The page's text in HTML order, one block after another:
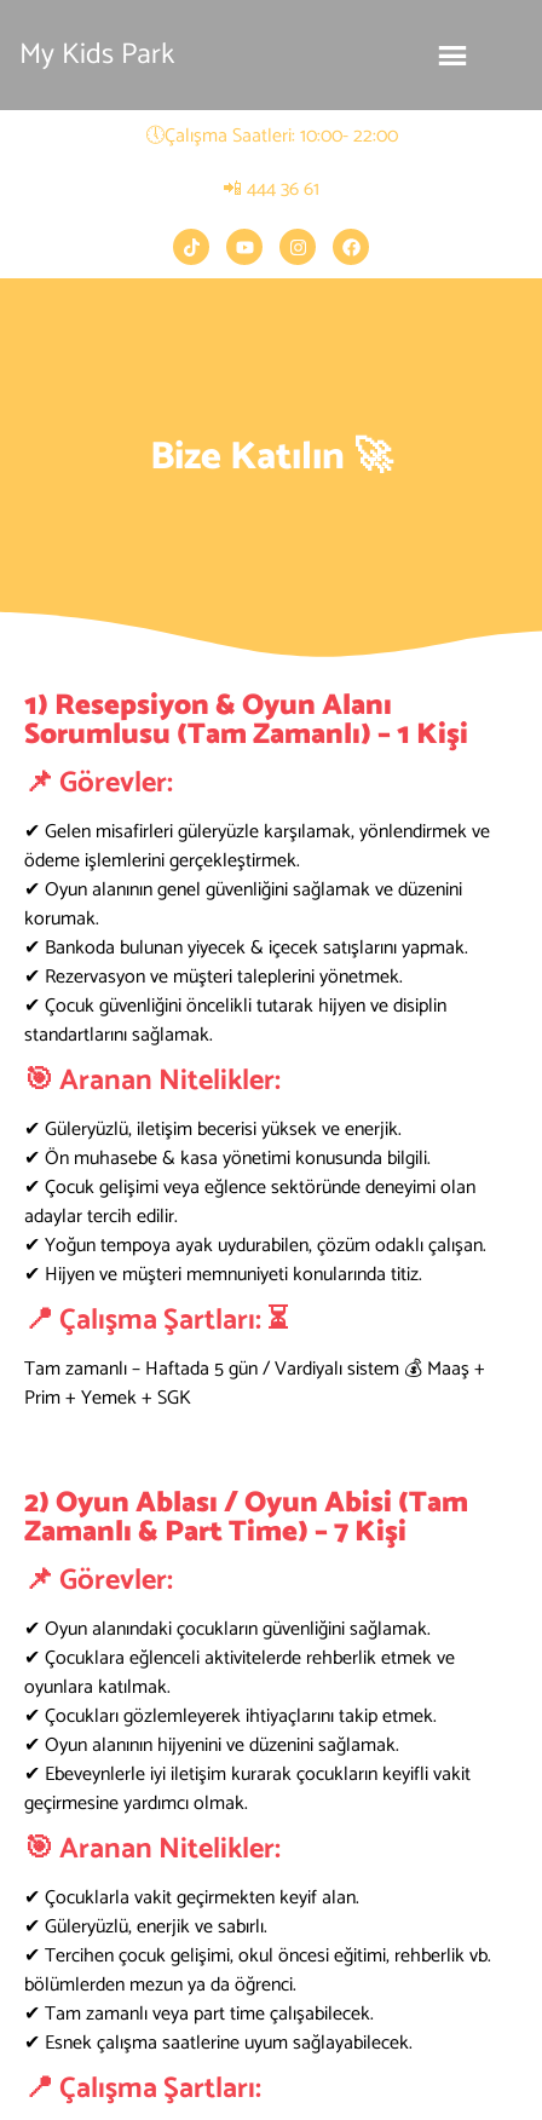
My Kids Park
🕔Çalışma Saatleri: 10:00- 22:00
📲 444 36 61
Bize Katılın 🚀
1) Resepsiyon & Oyun Alanı
Sorumlusu (Tam Zamanlı) – 1 Kişi
📌 Görevler:
✔ Gelen misafirleri güleryüzle karşılamak, yönlendirmek ve
ödeme işlemlerini gerçekleştirmek.
✔ Oyun alanının genel güvenliğini sağlamak ve düzenini
korumak.
✔ Bankoda bulunan yiyecek & içecek satışlarını yapmak.
✔ Rezervasyon ve müşteri taleplerini yönetmek.
✔ Çocuk güvenliğini öncelikli tutarak hijyen ve disiplin
standartlarını sağlamak.
🎯 Aranan Nitelikler:
✔ Güleryüzlü, iletişim becerisi yüksek ve enerjik.
✔ Ön muhasebe & kasa yönetimi konusunda bilgili.
✔ Çocuk gelişimi veya eğlence sektöründe deneyimi olan
adaylar tercih edilir.
✔ Yoğun tempoya ayak uydurabilen, çözüm odaklı çalışan.
✔ Hijyen ve müşteri memnuniyeti konularında titiz.
📍 Çalışma Şartları: ⏳
Tam zamanlı – Haftada 5 gün / Vardiyalı sistem 💰 Maaş +
Prim + Yemek + SGK
2)Oyun Ablası / Oyun Abisi (Tam
Zamanlı & Part Time) – 7 Kişi
📌 Görevler:
✔ Oyun alanındaki çocukların güvenliğini sağlamak.
✔ Çocuklara eğlenceli aktivitelerde rehberlik etmek ve
oyunlara katılmak.
✔ Çocukları gözlemleyerek ihtiyaçlarını takip etmek.
✔ Oyun alanının hijyenini ve düzenini sağlamak.
✔ Ebeveynlerle iyi iletişim kurarak çocukların keyifli vakit
geçirmesine yardımcı olmak.
🎯 Aranan Nitelikler:
✔ Çocuklarla vakit geçirmekten keyif alan.
✔ Güleryüzlü, enerjik ve sabırlı.
✔ Tercihen çocuk gelişimi, okul öncesi eğitimi, rehberlik vb.
bölümlerden mezun ya da öğrenci.
✔ Tam zamanlı veya part time çalışabilecek.
✔ Esnek çalışma saatlerine uyum sağlayabilecek.
📍 Çalışma Şartları: